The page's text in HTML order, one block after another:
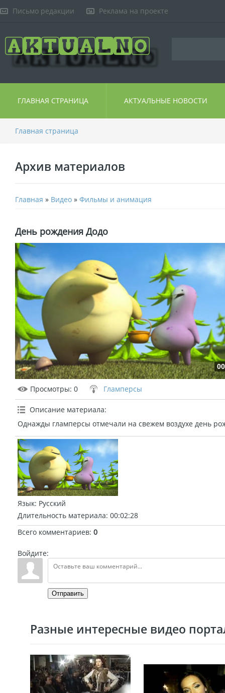
Письмо редакции Реклама на проекте
ГЛАВНАЯ СТРАНИЦА АКТУАЛЬНЫЕ НОВОСТИ
Главная страница
Архив материалов
Главная » Видео » Фильмы и анимация
День рождения Додо
Просмотры: 0 Гламперсы
Описание материала:
Однажды гламперсы отмечали на свежем воздухе день
Язык: Русский
Длительность материала: 00:02:28
Всего комментариев: 0
Войдите:
Отправить
Разные интересные видео